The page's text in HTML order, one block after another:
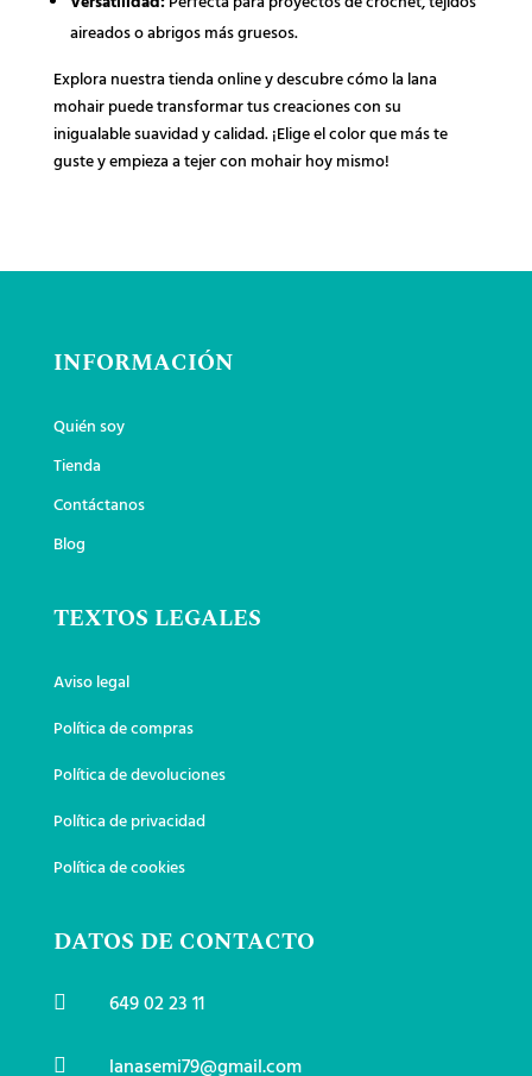
aireados o abrigos más gruesos.
Explora nuestra tienda online y descubre cómo la lana
mohair puede transformar tus creaciones con su
inigualable suavidad y calidad. ¡Elige el color que más te
guste y empieza a tejer con mohair hoy mismo!
INFORMACIÓN
Quién soy
Tienda
Contáctanos
Blog
TEXTOS LEGALES
Aviso legal
Política de compras
Política de devoluciones
Política de privacidad
Política de cookies
DATOS DE CONTACTO
 649 02 23 11
 lanasemi79@gmail.com